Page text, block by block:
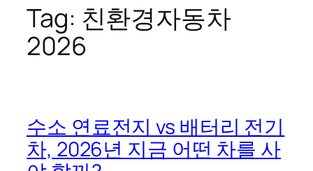
Tag: 친환경자동차
2026
수소 연료전지 vs 배터리 전기
차, 2026년 지금 어떤 차를 사